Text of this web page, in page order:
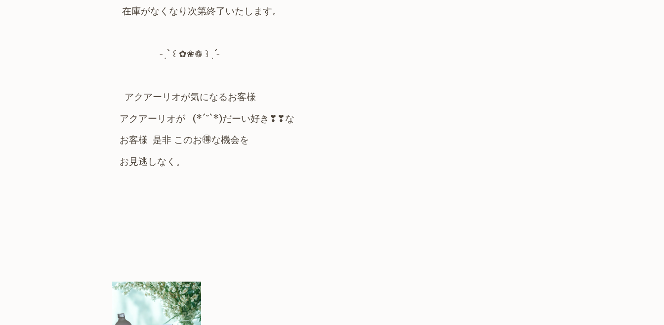
在庫がなくなり次第終了いたします。
˗ˏˋ ꒰ ✿❀❁ ꒱ ˎˊ˗
アクアーリオが気になるお客様
アクアーリオが (*´˘`*)だーい好き❣❣な
お客様 是非 このお🉐な機会を
お見逃しなく。